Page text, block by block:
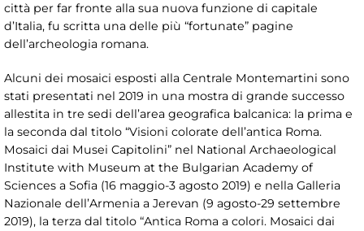
città per far fronte alla sua nuova funzione di capitale
d’Italia, fu scritta una delle più “fortunate” pagine
dell’archeologia romana.
Alcuni dei mosaici esposti alla Centrale Montemartini sono
stati presentati nel 2019 in una mostra di grande successo
allestita in tre sedi dell’area geografica balcanica: la prima e
la seconda dal titolo “Visioni colorate dell’antica Roma.
Mosaici dai Musei Capitolini” nel National Archaeological
Institute with Museum at the Bulgarian Academy of
Sciences a Sofia (16 maggio-3 agosto 2019) e nella Galleria
Nazionale dell’Armenia a Jerevan (9 agosto-29 settembre
2019), la terza dal titolo “Antica Roma a colori. Mosaici dai